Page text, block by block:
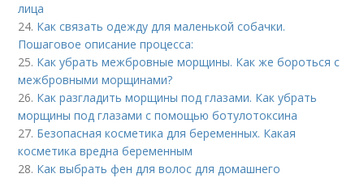
лица
24. Как связать одежду для маленькой собачки.
Пошаговое описание процесса:
25. Как убрать межбровные морщины. Как же бороться с
межбровными морщинами?
26. Как разгладить морщины под глазами. Как убрать
морщины под глазами с помощью ботулотоксина
27. Безопасная косметика для беременных. Какая
косметика вредна беременным
28. Как выбрать фен для волос для домашнего